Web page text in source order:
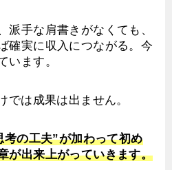
派手な肩書きがなくても、
確実に収入につながる。今
います。
では成果は出ません。
の工夫”が加わって初め
が出来上がっていきます。